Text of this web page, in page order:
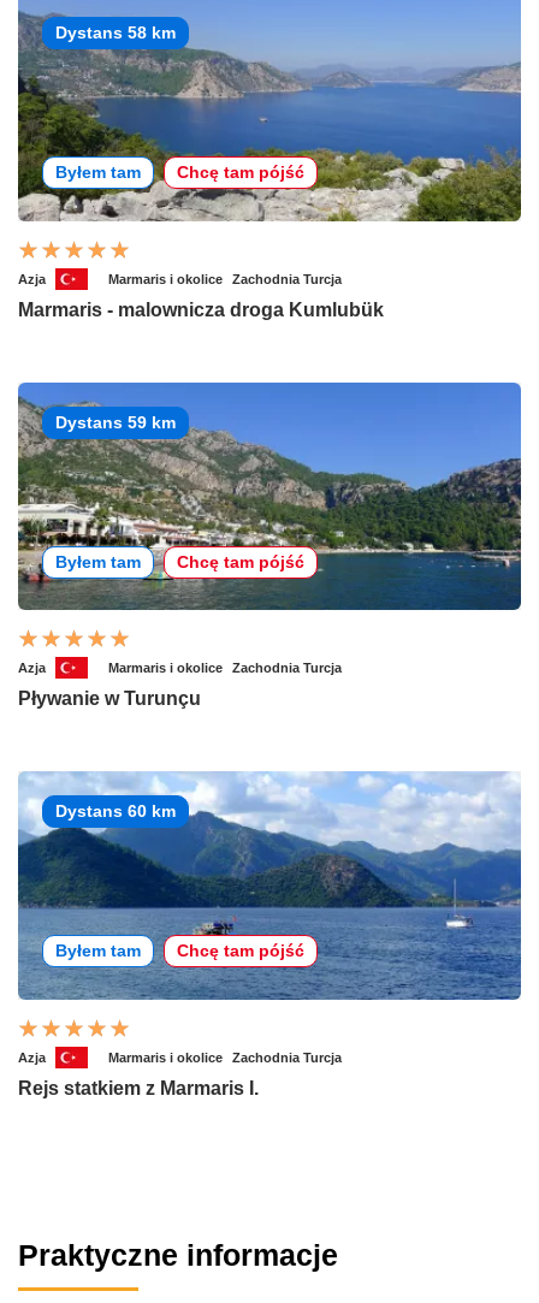
Dystans 58 km
Byłem tam Chcę tam pójść
Azja Marmaris i okolice Zachodnia Turcja
Marmaris - malownicza droga Kumlubük
Dystans 59 km
Byłem tam Chcę tam pójść
Azja Marmaris i okolice Zachodnia Turcja
Pływanie w Turunçu
Dystans 60 km
Byłem tam Chcę tam pójść
Azja Marmaris i okolice Zachodnia Turcja
Rejs statkiem z Marmaris I.
Praktyczne informacje